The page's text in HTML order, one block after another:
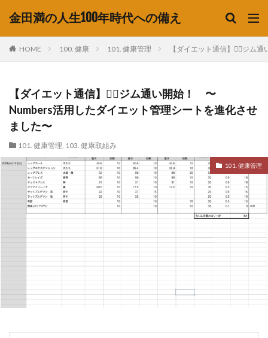
金田満の人生100年時代への備え
HOME 100. 健康 101. 健康管理 【ダイエット通信】🏋️‍♂️ジム
【ダイエット通信】🏋️‍♂️ジム通い開始！ 〜
Numbers活用したダイエット管理シートを進化させ
ました〜
101. 健康管理, 103. 健康取組み
101. 健康管理